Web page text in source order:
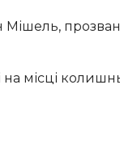
Мішель,
місці